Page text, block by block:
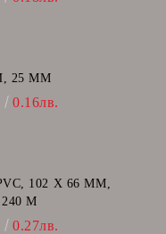
25 ММ
0.16лв.
102 Х 66 ММ,
Μ
0.27лв.